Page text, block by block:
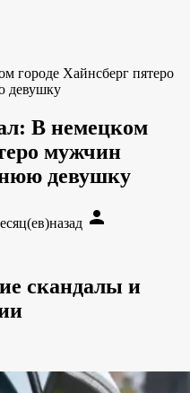
городе Хайнсберг пятеро
девушку
В немецком
мужчин
девушку
person
скандалы и